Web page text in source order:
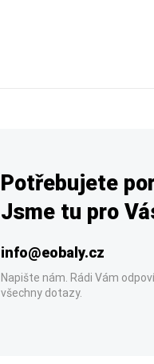
Potřebujete
Jsme tu pro
info@eobaly.cz
Napište nám. Rádi Vám
všechny dotazy.